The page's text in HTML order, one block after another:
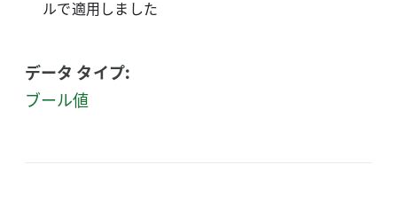
ルで適用しました
データ タイプ:
ブール値